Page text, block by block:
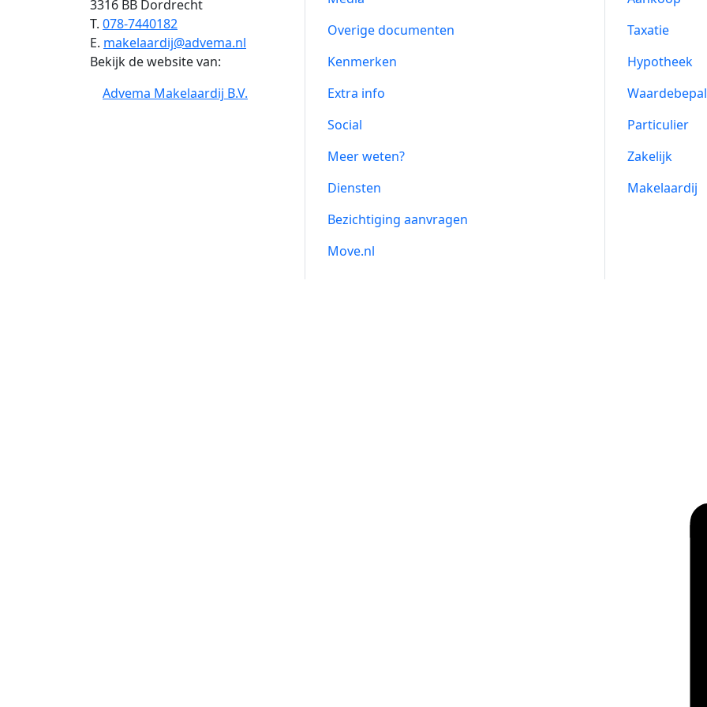
3316 BB Dordrecht
T. 078-7440182
E. makelaardij@advema.nl
Bekijk de website van:
Advema Makelaardij B.V.
Overige documenten
Kenmerken
Extra info
Social
Meer weten?
Diensten
Bezichtiging aanvragen
Move.nl
Taxatie
Hypotheek
Particulier
Zakelijk
Makelaardij